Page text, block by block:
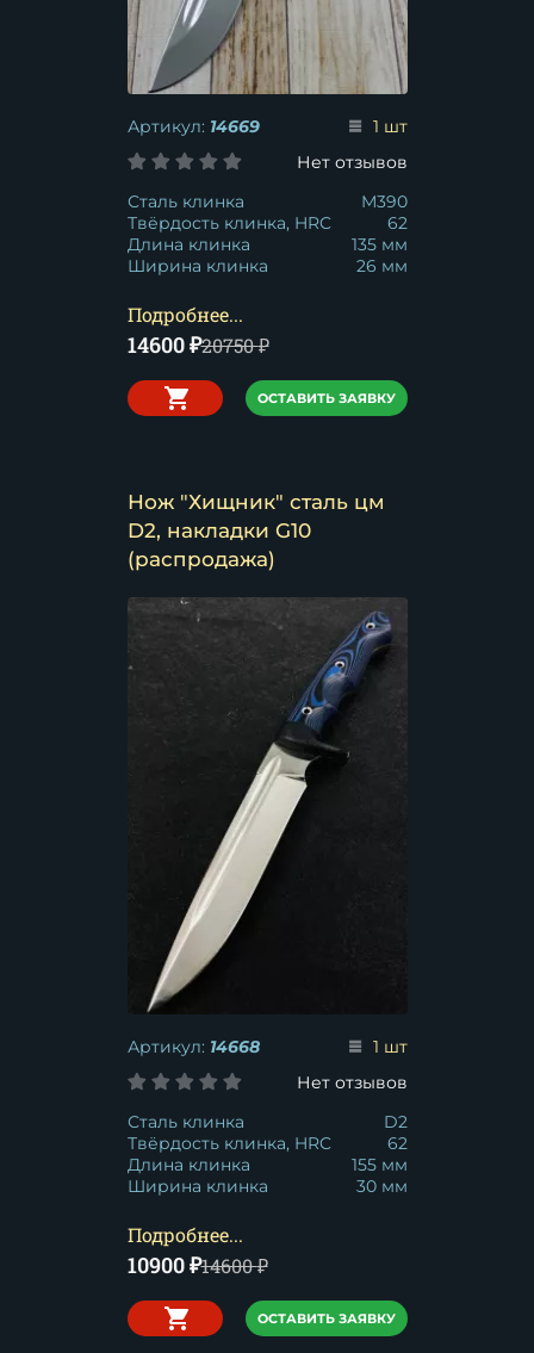
Артикул: 14669
1 шт
Нет отзывов
Сталь клинка
М390
Твёрдость клинка, HRC
62
Длина клинка
135 мм
Ширина клинка
26 мм
Подробнее...
14600₽20750₽
ОСТАВИТЬ ЗАЯВКУ
Нож "Хищник" сталь цм
D2, накладки G10
(распродажа)
Артикул: 14668
1 шт
Нет отзывов
Сталь клинка
D2
Твёрдость клинка, HRC
62
Длина клинка
155 мм
Ширина клинка
30 мм
Подробнее...
10900₽14600₽
ОСТАВИТЬ ЗАЯВКУ